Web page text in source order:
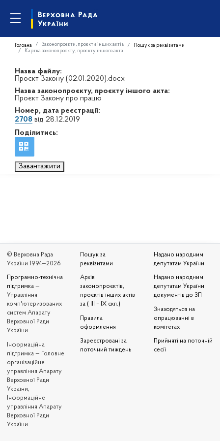
Головна Законопроєкти, проєкти інших актів
Пошук за реквізитами
Картка законопроєкту, проєкту іншого акта
Назва файлу:
Проєкт Закону (02.01.2020).docx
Назва законопроєкту, проєкту іншого акта:
Проєкт Закону про працю
Номер, дата реєстрації:
2708 від 28.12.2019
Поділитись:
Завантажити
© Верховна Рада
України 1994—2026
Програмно-технічна
підтримка —
Управління
комп'ютеризованих
систем Апарату
Верховної Ради
України
Iнформаційна
підтримка — Головне
організаційне
управління Апарату
Верховної Ради
України,
Інформаційне
управління Апарату
Верховної Ради
України
Пошук за
реквізитами
Архів
законопроєктів,
проєктів інших актів
за ( III – IX скл.)
Правила
оформлення
Зареєстровані за
поточний тиждень
Надано народним
депутатам України
Надано народним
депутатам України
документів до ЗП
Знаходяться на
опрацюванні в
комітетах
Прийняті на поточній
сесії